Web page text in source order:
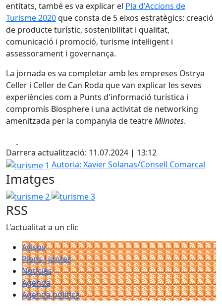
entitats, també es va explicar el Pla d'Accions de
Turisme 2020que consta de 5 eixos estratègics: creació
de producte turístic, sostenibilitat i qualitat,
comunicació i promoció, turisme intel·ligent i
assessorament i governança.
La jornada es va completar amb les empreses Ostrya
Celler i Celler de Can Roda que van explicar les seves
experiències com a Punts d'informació turística i
compromís Biosphere i una activitat de networking
amenitzada per la companyia de teatreMilnotes.
Darrera actualització: 11.07.2024 | 13:12
turisme 1
Autoria: Xavier Solanas/Consell Comarcal
Imatges
turisme 2 turisme 3
RSS
L'actualitat a un clic
Avisos
Plens i juntes
Noticies
Agenda
Agenda política